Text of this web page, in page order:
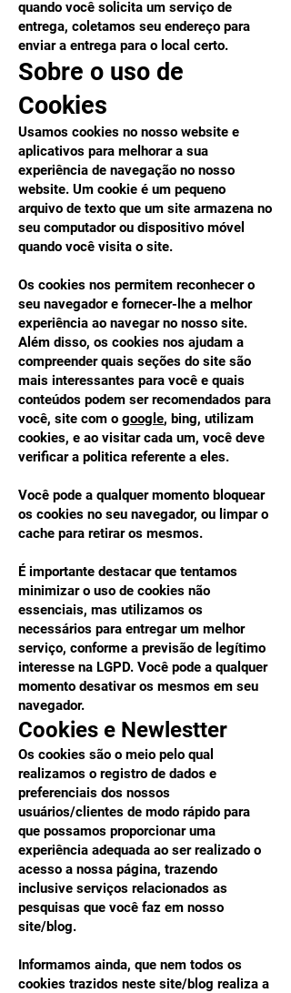
quando você solicita um serviço de
entrega, coletamos seu endereço para
enviar a entrega para o local certo.
Sobre o uso de
Cookies
Usamos cookies no nosso website e
aplicativos para melhorar a sua
experiência de navegação no nosso
website. Um cookie é um pequeno
arquivo de texto que um site armazena no
seu computador ou dispositivo móvel
quando você visita o site.
Os cookies nos permitem reconhecer o
seu navegador e fornecer-lhe a melhor
experiência ao navegar no nosso site.
Além disso, os cookies nos ajudam a
compreender quais seções do site são
mais interessantes para você e quais
conteúdos podem ser recomendados para
você, site com o google, bing, utilizam
cookies, e ao visitar cada um, você deve
verificar a politica referente a eles.
Você pode a qualquer momento bloquear
os cookies no seu navegador, ou limpar o
cache para retirar os mesmos.
É importante destacar que tentamos
minimizar o uso de cookies não
essenciais, mas utilizamos os
necessários para entregar um melhor
serviço, conforme a previsão de legítimo
interesse na LGPD. Você pode a qualquer
momento desativar os mesmos em seu
navegador.
Cookies e Newlestter
Os cookies são o meio pelo qual
realizamos o registro de dados e
preferenciais dos nossos
usuários/clientes de modo rápido para
que possamos proporcionar uma
experiência adequada ao ser realizado o
acesso a nossa página, trazendo
inclusive serviços relacionados as
pesquisas que você faz em nosso
site/blog.
Informamos ainda, que nem todos os
cookies trazidos neste site/blog realiza a